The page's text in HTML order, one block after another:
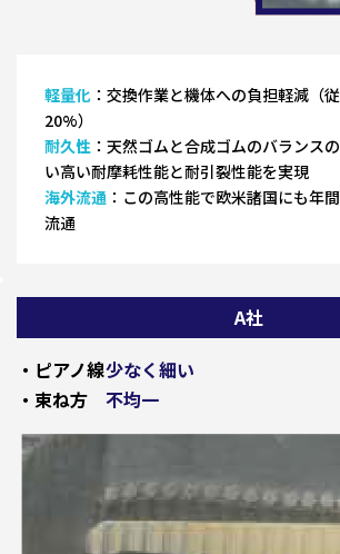
軽量化 ：交換作業と機体への負担軽減（
20%）
耐久性 ：天然ゴムと合成ゴムのバランス
い高い耐摩耗性能と耐引裂性能を実現
海外流通 ：この高性能で欧米諸国にも年
流通
A社
・ピアノ線少なく細い
・束ね方
不均一